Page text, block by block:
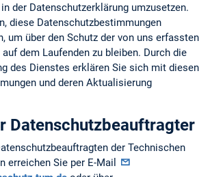
der Datenschutzerklärung umzusetzen.
diese Datenschutzbestimmungen
um über den Schutz der von uns erfassten
dem Laufenden zu bleiben. Durch die
des Dienstes erklären Sie sich mit diesen
und deren Aktualisierung
Datenschutzbeauftragter
der Technischen
erreichen Sie per E-Mail